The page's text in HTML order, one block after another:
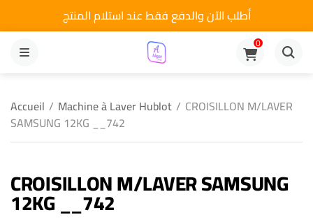
أطلب الآن والدفع فقط عند استلام المنتج
MENU
0
Accueil / Machine à Laver Hublot / CROISILLON M/LAVER
SAMSUNG 12KG __742
CROISILLON M/LAVER SAMSUNG
12KG __742